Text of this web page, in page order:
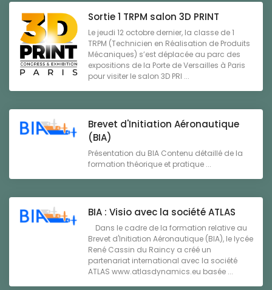
Sortie 1 TRPM salon 3D PRINT
Le jeudi 12 octobre dernier, la classe de 1
TRPM (Technicien en Réalisation de Produits
Mécaniques) s’est déplacée au parc des
expositions de la Porte de Versailles à Paris
pour visiter le salon 3D PRI ...
Brevet d'Initiation Aéronautique
(BIA)
Présentation du BIA Contenu détaillé de la
formation théorique et pratique ...
BIA : Visio avec la société ATLAS
Dans le cadre de la formation relative au
Brevet d'Initiation Aéronautique (BIA), le lycée
René Cassin du Raincy a créé un
partenariat international avec la société
ATLAS www.atlasdynamics.eu basée ...